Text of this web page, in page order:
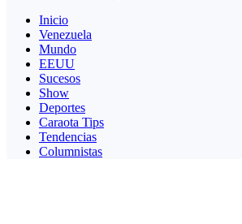
Inicio
Venezuela
Mundo
EEUU
Sucesos
Show
Deportes
Caraota Tips
Tendencias
Columnistas